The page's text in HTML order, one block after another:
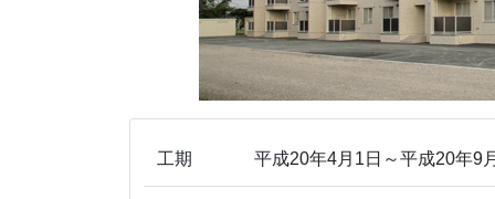
工期 平成20年4月1日～平成20年9